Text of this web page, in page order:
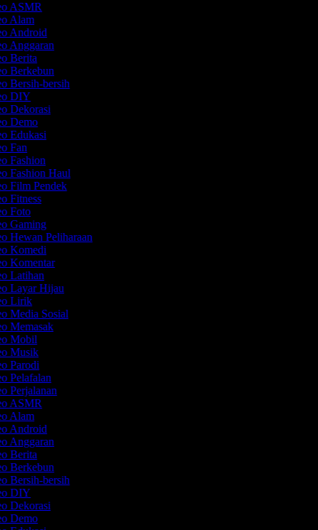
ASMR
Alam
Android
Anggaran
Berita
Berkebun
Bersih-bersih
DIY
Dekorasi
Demo
Edukasi
Fan
Fashion
Fashion Haul
Film Pendek
Fitness
Foto
Gaming
Hewan Peliharaan
Komedi
Komentar
Latihan
Layar Hijau
Lirik
Media Sosial
Memasak
Mobil
Musik
Parodi
Pelafalan
Perjalanan
ASMR
Alam
Android
Anggaran
Berita
Berkebun
Bersih-bersih
DIY
Dekorasi
Demo